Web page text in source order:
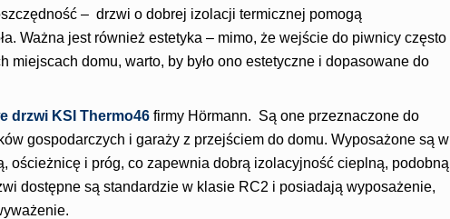
– drzwi o dobrej izolacji termicznej pomogą
Ważna jest również estetyka – mimo, że wejście do piwnicy często
miejscach domu, warto, by było ono estetyczne i dopasowane do
drzwi KSI Thermo46 firmy Hörmann. Są one przeznaczone do
gospodarczych i garaży z przejściem do domu. Wyposażone są w
ościeżnicę i próg, co zapewnia dobrą izolacyjność cieplną, podobną
dostępne są standardzie w klasie RC2 i posiadają wyposażenie,